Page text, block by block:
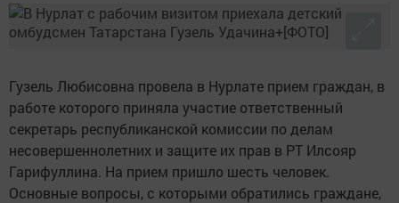
Гузель Любисовна провела в Нурлате прием граждан, в
работе которого приняла участие ответственный
секретарь республиканской комиссии по делам
несовершеннолетних и защите их прав в РТ Илсояр
Гарифуллина. На прием пришло шесть человек.
Основные вопросы, с которыми обратились граждане,